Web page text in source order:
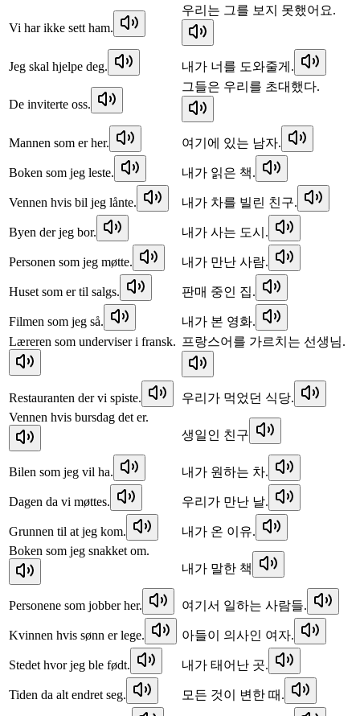
Vi har ikke sett ham.
우리는 그를 보지 못했어요.
Jeg skal hjelpe deg. 내가 너를 도와줄게.
De inviterte oss.
그들은 우리를 초대했다.
Mannen som er her. 여기에 있는 남자.
Boken som jeg leste. 내가 읽은 책.
Vennen hvis bil jeg lånte. 내가 차를 빌린 친구.
Byen der jeg bor. 내가 사는 도시.
Personen som jeg møtte. 내가 만난 사람.
Huset som er til salgs. 판매 중인 집.
Filmen som jeg så.
내가 본 영화.
Læreren som underviser i fransk. 프랑스어를 가르치는 선생님.
Restauranten der vi spiste.
우리가 먹었던 식당.
Vennen hvis bursdag det er.
생일인 친구
Bilen som jeg vil ha. 내가 원하는 차.
Dagen da vi møttes. 우리가 만난 날.
Grunnen til at jeg kom.
내가 온 이유.
Boken som jeg snakket om.
내가 말한 책
Personene som jobber her. 여기서 일하는 사람들.
Kvinnen hvis sønn er lege. 아들이 의사인 여자.
Stedet hvor jeg ble født. 내가 태어난 곳.
Tiden da alt endret seg. 모든 것이 변한 때.